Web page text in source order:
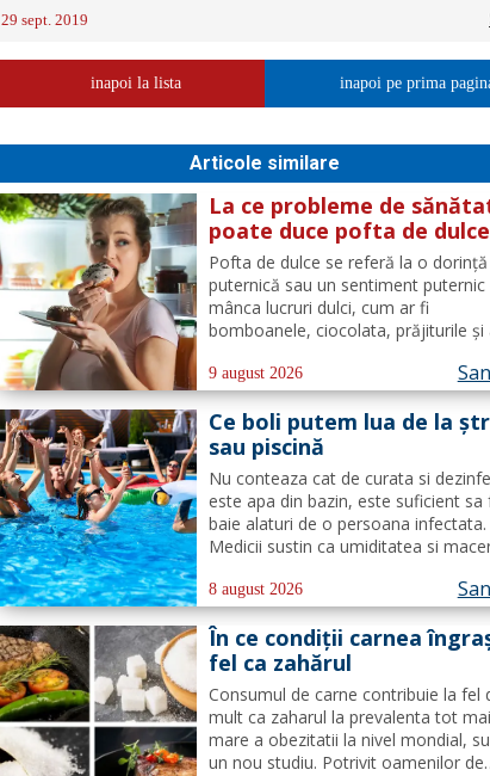
29 sept. 2019
inapoi la lista inapoi pe prima
Articole similare
La ce probleme de
poate duce pofta de dulce
Pofta de dulce se referă la o dorință
puternică sau un sentiment puternic
mânca lucruri dulci, cum ar fi
bomboanele, ciocolata, prăjiturile și
normală a organismului, deoarece
majoritatea oamenilor au o
pentru dulceață. Cu toate...
9 august 2026
Ce boli putem lua de la
sau piscină
Nu conteaza cat de curata si
este apa din bazin, este suficient sa
baie alaturi de o persoana infectata.
Medicii sustin ca umiditatea si
infectiilor micotice, care prin apa se
transmit mult mai usor. Cel mai
de...
8 august 2026
În ce condiții carnea
fel ca zahărul
Consumul de carne contribuie la fel
mult ca zaharul la prevalenta tot mai
mare a obezitatii la nivel mondial,
un nou studiu. Potrivit oamenilor de